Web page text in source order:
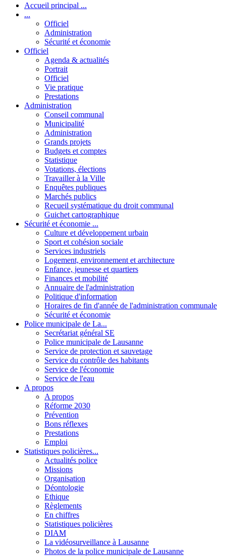
Accueil principal ...
...
Officiel
Administration
Sécurité et économie
Officiel
Agenda & actualités
Portrait
Officiel
Vie pratique
Prestations
Administration
Conseil communal
Municipalité
Administration
Grands projets
Budgets et comptes
Statistique
Votations, élections
Travailler à la Ville
Enquêtes publiques
Marchés publics
Recueil systématique du droit communal
Guichet cartographique
Sécurité et économie ...
Culture et développement urbain
Sport et cohésion sociale
Services industriels
Logement, environnement et architecture
Enfance, jeunesse et quartiers
Finances et mobilité
Annuaire de l'administration
Politique d'information
Horaires de fin d'année de l'administration communale
Sécurité et économie
Police municipale de La...
Secrétariat général SE
Police municipale de Lausanne
Service de protection et sauvetage
Service du contrôle des habitants
Service de l'économie
Service de l'eau
A propos
A propos
Réforme 2030
Prévention
Bons réflexes
Prestations
Emploi
Statistiques policières...
Actualités police
Missions
Organisation
Déontologie
Ethique
Règlements
En chiffres
Statistiques policières
DIAM
La vidéosurveillance à Lausanne
Photos de la police municipale de Lausanne